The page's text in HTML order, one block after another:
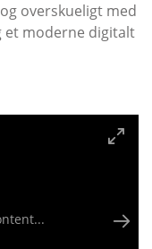
overskueligt med
et moderne digitalt